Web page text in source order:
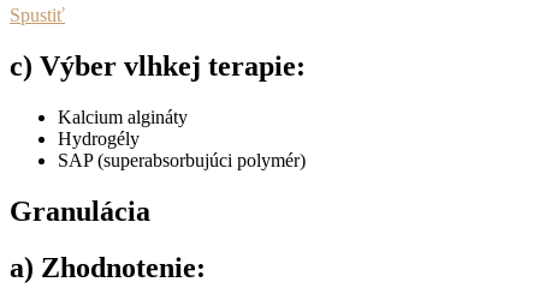
Spustiť
c) Výber vlhkej terapie:
Kalcium algináty
Hydrogély
SAP (superabsorbujúci polymér)
Granulácia
a) Zhodnotenie: